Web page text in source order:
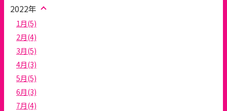
2022年
1月(5)
2月(4)
3月(5)
4月(3)
5月(5)
6月(3)
7月(4)